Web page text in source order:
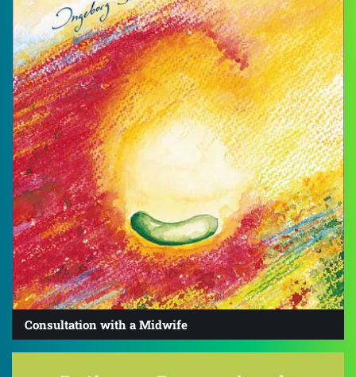
Consultation with a Midwife